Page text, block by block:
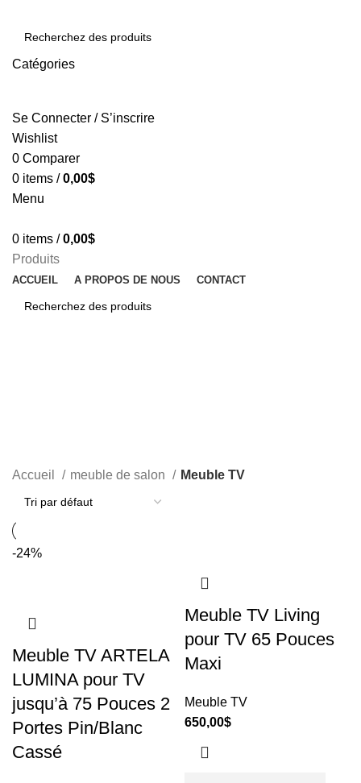
Catégories
Se Connecter / S’inscrire
Wishlist
0 Comparer
0 items / 0,00$
Menu
0 items / 0,00$
Produits
ACCUEIL A PROPOS DE NOUS CONTACT
Accueil meuble de salon Meuble TV
-24%
Meuble TV ARTELA
LUMINA pour TV
jusqu’à 75 Pouces 2
Portes Pin/Blanc
Cassé
Meuble TV Living
pour TV 65 Pouces
Maxi
Meuble TV
650,00$